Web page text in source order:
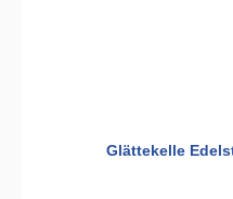
Glättekelle